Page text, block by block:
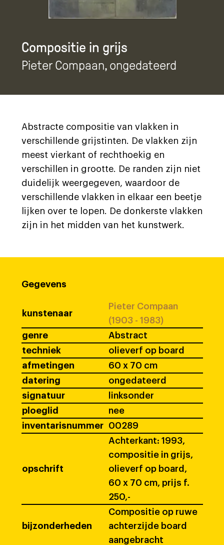
Compositie in grijs
Pieter Compaan, ongedateerd
Abstracte compositie van vlakken in
verschillende grijstinten. De vlakken zijn
meest vierkant of rechthoekig en
verschillen in grootte. De randen zijn niet
duidelijk weergegeven, waardoor de
verschillende vlakken in elkaar een beetje
lijken over te lopen. De donkerste vlakken
zijn in het midden van het kunstwerk.
Gegevens
kunstenaar
Pieter Compaan
(1903 - 1983)
genre
Abstract
techniek
olieverf op board
afmetingen
60 x 70 cm
datering
ongedateerd
signatuur
linksonder
ploeglid
nee
inventarisnummer
00289
opschrift
Achterkant: 1993,
compositie in grijs,
olieverf op board,
60 x 70 cm, prijs f.
250,-
bijzonderheden
Compositie op ruwe
achterzijde board
aangebracht